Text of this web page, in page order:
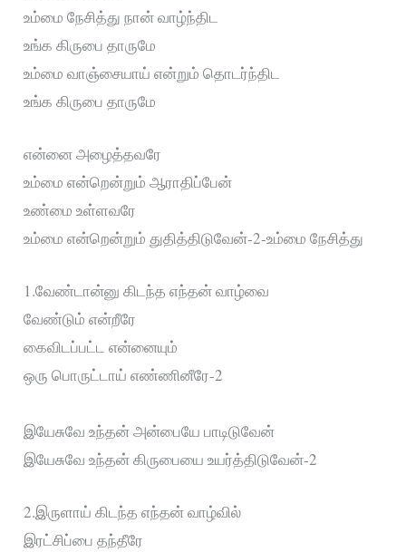
உம்மை நேசித்து நான் வாழ்ந்திட
உங்க கிருபை தாருமே
உம்மை வாஞ்சையாய் என்றும் தொடர்ந்திட
உங்க கிருபை தாருமே
என்னை அழைத்தவரே
உம்மை என்றென்றும் ஆராதிப்பேன்
உண்மை உள்ளவரே
உம்மை என்றென்றும் துதித்திடுவேன்-2-உம்மை நேசித்து
1.வேண்டான்னு கிடந்த எந்தன் வாழ்வை
வேண்டும் என்றீரே
கைவிடப்பட்ட என்னையும்
ஒரு பொருட்டாய் எண்ணினீரே-2
இயேசுவே உந்தன் அன்பையே பாடிடுவேன்
இயேசுவே உந்தன் கிருபையை உயர்த்திடுவேன்-2
2.இருளாய் கிடந்த எந்தன் வாழ்வில்
இரட்சிப்பை தந்தீரே